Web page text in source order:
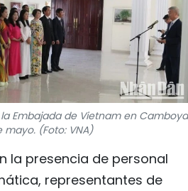
DE AMISTAD
MULTIMEDIA
SOMOS?
VIỆT
Embajada de Vietnam en Camboya
mayo. (Foto: VNA)
la presencia de personal
representantes de